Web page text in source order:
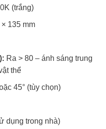
(trắng)
135 mm
Ra > 80 – ánh sáng trung
thể
45° (tùy chọn)
dụng trong nhà)